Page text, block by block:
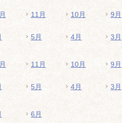
11月 10月 9月
5月 4月 3月
11月 10月 9月
5月 4月 3月
6月